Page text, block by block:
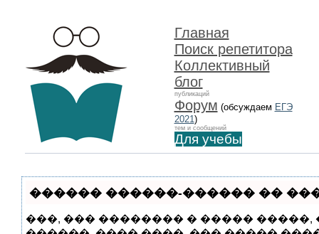
Главная
Поиск репетитора
Коллективный
блог
публикаций
Форум (обсуждаем ЕГЭ
2021)
тем и сообщений
Для учебы
������ ������-������ ��
���, ��� �������� � �����